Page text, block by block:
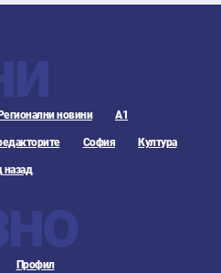
Регионални новини А1
София Култура
назад
Профил